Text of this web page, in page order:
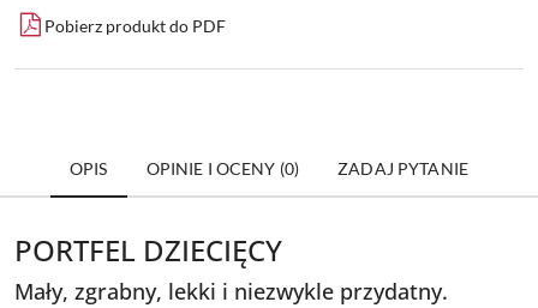
Pobierz produkt do PDF
OPIS OPINIE I OCENY (0) ZADAJ PYTANIE
PORTFEL DZIECIĘCY
Mały, zgrabny, lekki i niezwykle przydatny.